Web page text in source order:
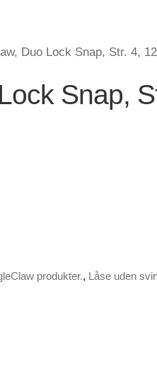
Duo Lock Snap, Str. 4,
Snap,
produkter., Låse uden